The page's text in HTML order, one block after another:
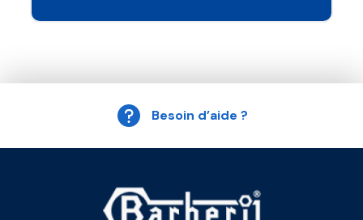
Besoin d’aide ?